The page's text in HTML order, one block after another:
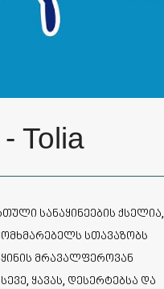
Tolia
სანაყინეების ქსელია,
სთავაზობს
მრავალფეროვან
ყავას, დესერტებსა და